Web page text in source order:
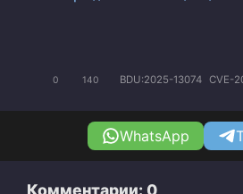
0 140 BDU:2025-13074 CVE-
WhatsApp
Комментарии: 0